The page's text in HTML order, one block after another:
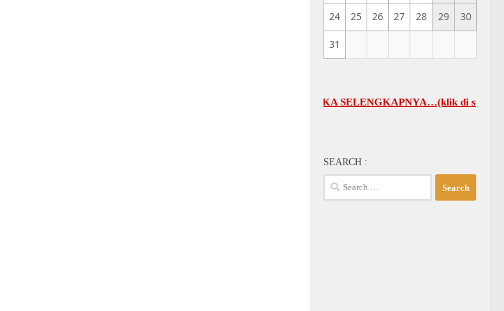
24 25 26 27 28 29 30
31
JADWAL UMUM GBI-KA SELENGKAPNYA…(klik di sini)
SEARCH :
Search
for: